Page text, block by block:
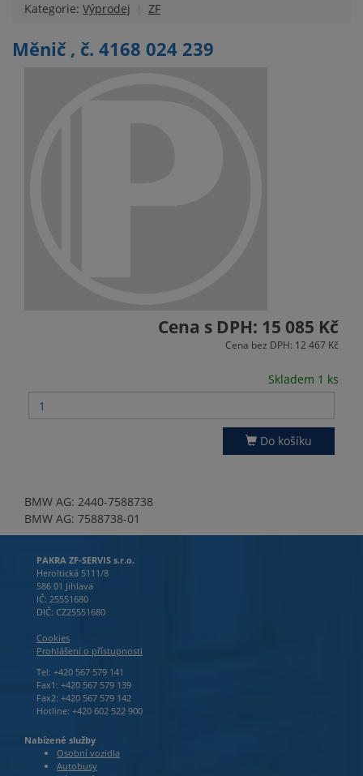
Kategorie: Výprodej ZF
Měnič , č. 4168 024 239
Cena s DPH: 15 085 Kč
Cena bez DPH: 12 467 Kč
Skladem 1 ks
Do košíku
BMW AG: 2440-7588738
BMW AG: 7588738-01
PAKRA ZF-SERVIS s.r.o.
Heroltická 5111/8
586 01 Jihlava
IČ: 25551680
DIČ: CZ25551680
Cookies
Prohlášení o přístupnosti
Tel: +420 567 579 141
Fax1: +420 567 579 139
Fax2: +420 567 579 142
Hotline: +420 602 522 900
Nabízené služby
Osobní vozidla
Autobusy